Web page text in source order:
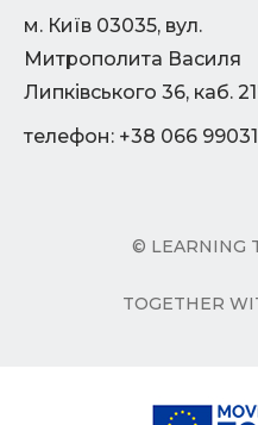
м. Київ 03035, вул.
Митрополита Василя
Липківського 36, каб.
телефон: +38 066
© LEARNING
TOGETHER